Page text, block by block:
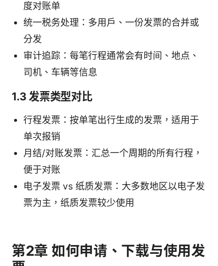
度对账单
统一税务处理：多用户、一份发票的合并或
分发
审计追踪：每笔行程通常会有时间、地点、
司机、车辆等信息
1.3 发票类型对比
行程发票：按单笔出行生成的发票，适用于
单次报销
月结/对账发票：汇总一个周期的所有行程，
便于对账
电子发票 vs 纸质发票：大多数地区以电子发
票为主，纸质发票较少使用
第2章 如何申请、下载与使用发